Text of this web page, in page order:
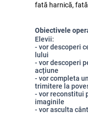
fată harnică,
Obiectivele
Elevii:
- vor descoperi
lului
- vor descoperi
acțiune
- vor completa
trimitere la
- vor reconstitui
imaginile
- vor asculta